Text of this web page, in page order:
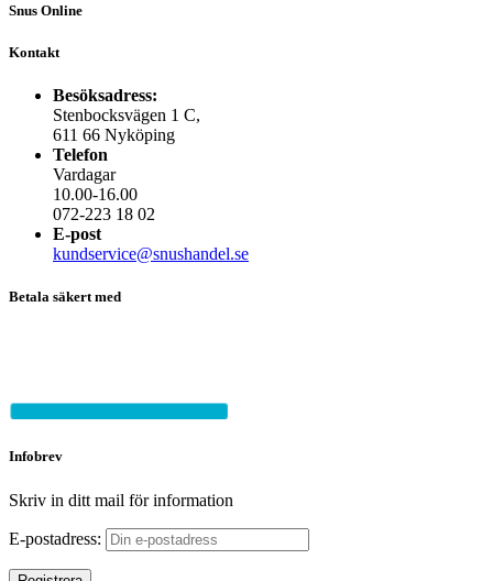
Snus Online
Kontakt
Besöksadress:
Stenbocksvägen 1 C,
611 66 Nyköping
Telefon
Vardagar
10.00-16.00
072-223 18 02
E-post
kundservice@snushandel.se
Betala säkert med
Infobrev
Skriv in ditt mail för information
E-postadress: